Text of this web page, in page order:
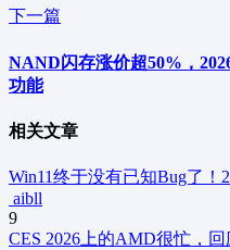
下一篇
NAND闪存涨价超50%，
功能
相关文章
Win11终于没有已知Bug了！
aibll
9
CES 2026上的AMD很忙，